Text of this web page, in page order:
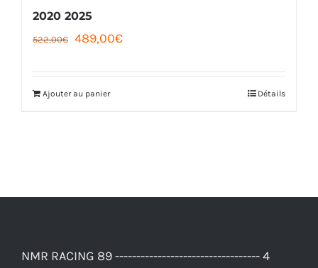
2020 2025
522,00€ Le
489,00€Le
Ajouter au panier Détails
NMR RACING 89 ---------------------------------- 4